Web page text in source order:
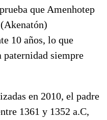
que Amenhotep
10 años, lo que
paternidad siempre
en 2010, el padre
1361 y 1352 a.C,